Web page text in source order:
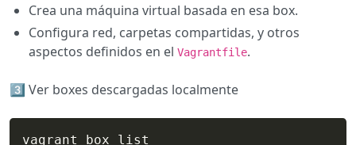
Crea una máquina virtual basada en esa box.
Configura red, carpetas compartidas, y otros
aspectos definidos en el Vagrantfile.
3️⃣​ Ver boxes descargadas localmente
vagrant box list